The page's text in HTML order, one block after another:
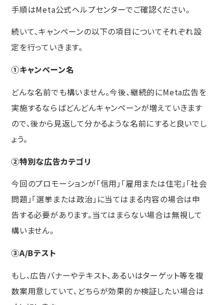
手順はMeta公式ヘルプセンターでご確認ください。
続いて、キャンペーンの以下の項目についてそれぞれ設
定を行っていきます。
①キャンペーン名
どんな名前でも構いません。今後、継続的にMeta広告を
実施するならばどんどんキャンペーンが増えていきます
ので、後から見返して分かるような名前にすると良いでし
ょう。
②特別な広告カテゴリ
今回のプロモーションが「信用」「雇用または住宅」「社会
問題」「選挙または政治」に当てはまる内容の場合は申
告する必要があります。当てはまらない場合は無視して
構いません。
③A/Bテスト
もし、広告バナーやテキスト、あるいはターゲット等を複
数案用意していて、どちらが効果的か検証したい場合は